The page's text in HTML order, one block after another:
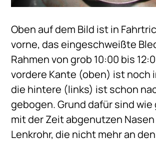
Oben auf dem Bild ist in
vorne, das eingeschweißte
Rahmen von grob 10:00 bis
vordere Kante (oben) ist noch
die hintere (links) ist schon
gebogen. Grund dafür sind
mit der Zeit abgenutzen Nasen
Lenkrohr, die nicht mehr an